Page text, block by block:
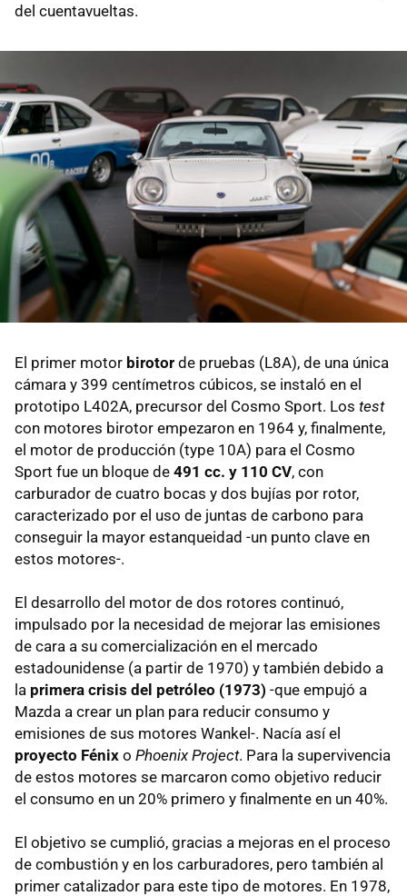
del cuentavueltas.
El primer motor birotor de pruebas (L8A), de una única
cámara y 399 centímetros cúbicos, se instaló en el
prototipo L402A, precursor del Cosmo Sport. Los test
con motores birotor empezaron en 1964 y, finalmente,
el motor de producción (type 10A) para el Cosmo
Sport fue un bloque de 491 cc. y 110 CV, con
carburador de cuatro bocas y dos bujías por rotor,
caracterizado por el uso de juntas de carbono para
conseguir la mayor estanqueidad -un punto clave en
estos motores-.
El desarrollo del motor de dos rotores continuó,
impulsado por la necesidad de mejorar las emisiones
de cara a su comercialización en el mercado
estadounidense (a partir de 1970) y también debido a
la primera crisis del petróleo (1973) -que empujó a
Mazda a crear un plan para reducir consumo y
emisiones de sus motores Wankel-. Nacía así el
proyecto Fénix o Phoenix Project. Para la supervivencia
de estos motores se marcaron como objetivo reducir
el consumo en un 20% primero y finalmente en un 40%.
El objetivo se cumplió, gracias a mejoras en el proceso
de combustión y en los carburadores, pero también al
primer catalizador para este tipo de motores. En 1978,